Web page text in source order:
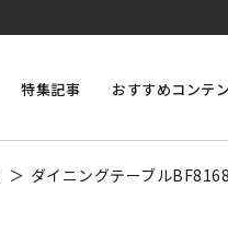
特集記事 おすすめコンテ
ダイニングテーブル